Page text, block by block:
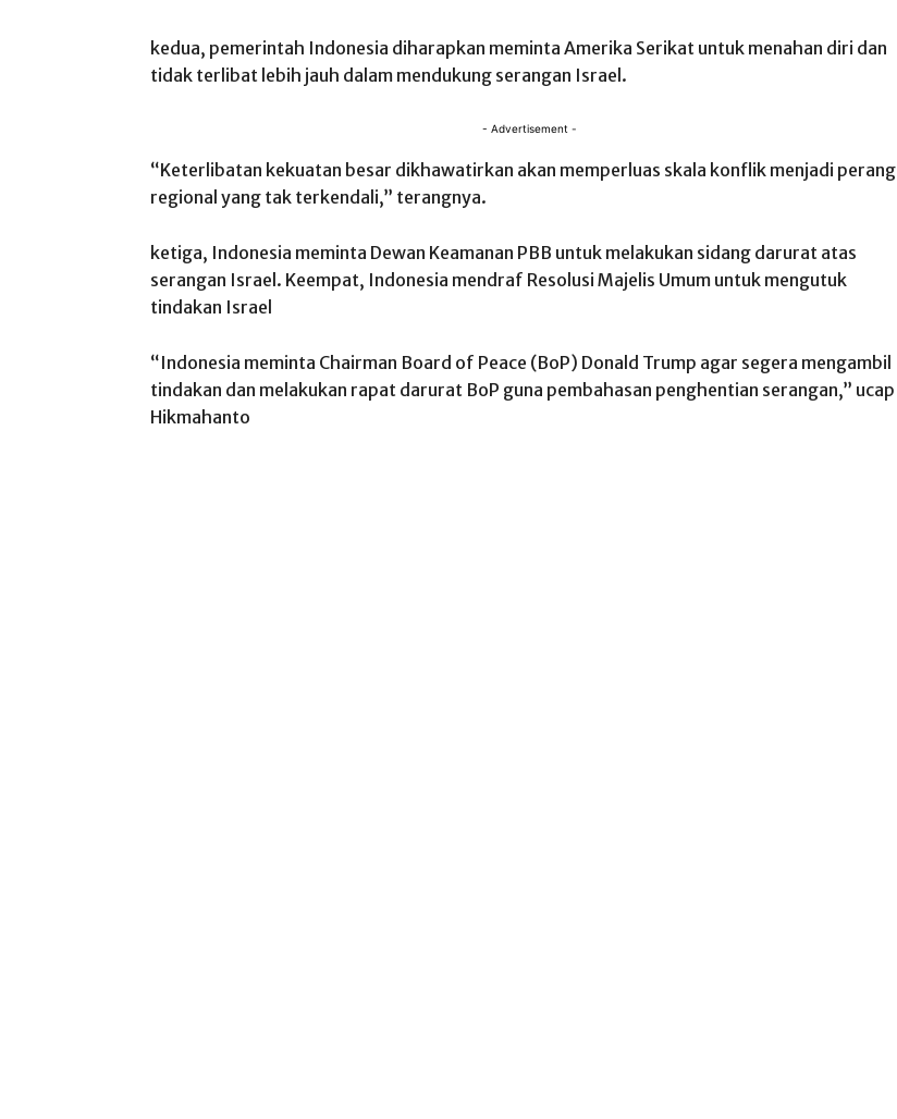
​kedua, pemerintah Indonesia diharapkan meminta Amerika Serikat untuk menahan diri dan
tidak terlibat lebih jauh dalam mendukung serangan Israel.
- Advertisement -
“Keterlibatan kekuatan besar dikhawatirkan akan memperluas skala konflik menjadi perang
regional yang tak terkendali,” terangnya.
​ketiga, Indonesia meminta Dewan Keamanan PBB untuk melakukan sidang darurat atas
serangan Israel. Keempat, Indonesia mendraf Resolusi Majelis Umum untuk mengutuk
tindakan Israel
“Indonesia meminta Chairman Board of Peace (BoP) Donald Trump agar segera mengambil
tindakan dan melakukan rapat darurat BoP guna pembahasan penghentian serangan,” ucap
Hikmahanto